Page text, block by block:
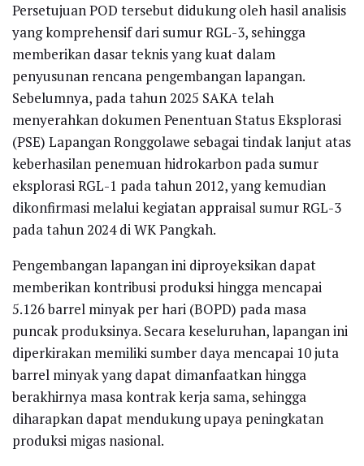
Persetujuan POD tersebut didukung oleh hasil analisis
yang komprehensif dari sumur RGL-3, sehingga
memberikan dasar teknis yang kuat dalam
penyusunan rencana pengembangan lapangan.
Sebelumnya, pada tahun 2025 SAKA telah
menyerahkan dokumen Penentuan Status Eksplorasi
(PSE) Lapangan Ronggolawe sebagai tindak lanjut atas
keberhasilan penemuan hidrokarbon pada sumur
eksplorasi RGL-1 pada tahun 2012, yang kemudian
dikonfirmasi melalui kegiatan appraisal sumur RGL-3
pada tahun 2024 di WK Pangkah.
Pengembangan lapangan ini diproyeksikan dapat
memberikan kontribusi produksi hingga mencapai
5.126 barrel minyak per hari (BOPD) pada masa
puncak produksinya. Secara keseluruhan, lapangan ini
diperkirakan memiliki sumber daya mencapai 10 juta
barrel minyak yang dapat dimanfaatkan hingga
berakhirnya masa kontrak kerja sama, sehingga
diharapkan dapat mendukung upaya peningkatan
produksi migas nasional.